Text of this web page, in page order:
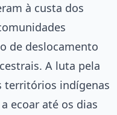
à custa dos
de deslocamento
A luta pela
territórios indígenas
ecoar até os dias